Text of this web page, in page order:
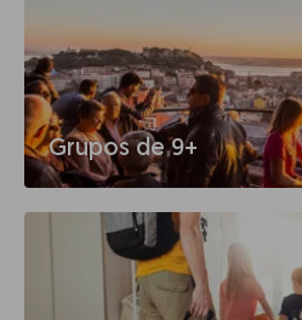
Grupos de 9+